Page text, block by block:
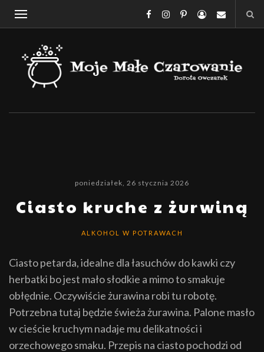
poniedziałek, 26 stycznia 2026
Ciasto kruche z żurwiną
ALKOHOL W POTRAWACH
Ciasto petarda, idealne dla łasuchów do kawki czy
herbatki bo jest mało słodkie a mimo to smakuje
obłędnie. Oczywiście żurawina robi tu robotę.
Potrzebna tutaj będzie świeża żurawina. Palone masło
w cieście kruchym nadaje mu delikatności i
orzechowego smaku. Przepis na ciasto pochodzi od